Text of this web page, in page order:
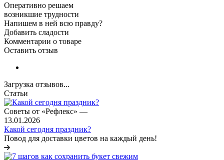
Оперативно решаем
возникшие трудности
Напишем в ней всю правду?
Добавить сладости
Комментарии о товаре
Оставить отзыв
Загрузка отзывов...
Статьи
Советы от «Рефлекс» —
13.01.2026
Какой сегодня праздник?
Повод для доставки цветов на каждый день!